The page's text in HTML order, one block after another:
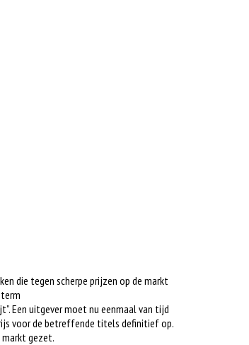
die tegen scherpe prijzen op de markt
Een uitgever moet nu eenmaal van tijd
voor de betreffende titels definitief op.
markt gezet.